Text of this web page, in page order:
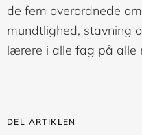
de fem overordnede
mundtlighed, stavning
lærere i alle fag på alle
DEL ARTIKLEN